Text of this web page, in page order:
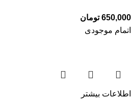
650,000 تومان
اتمام موجودی
اطلاعات بیشتر